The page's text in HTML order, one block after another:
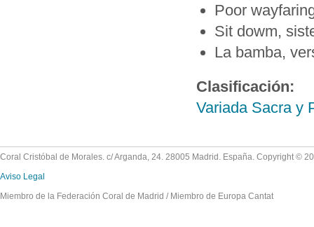
Poor
Sit dowm,
La bamba,
Clasificación:
Variada Sacra y
Coral Cristóbal de Morales. c/ Arganda, 24. 28005 Madrid. España. Copyright ©
Aviso Legal
Miembro de la Federación Coral de Madrid / Miembro de Europa Cantat